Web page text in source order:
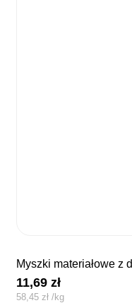
myszki materiałowe
11,69zł
58,45 zł /kg